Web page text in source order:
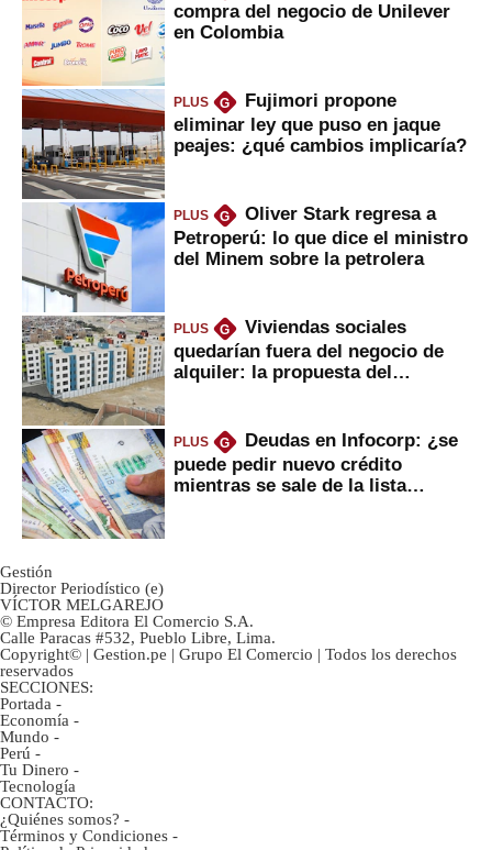
compra del negocio de Unilever
en Colombia
PLUS G
Fujimori propone
eliminar ley que puso en jaque
peajes: ¿qué cambios implicaría?
PLUS G
Oliver Stark regresa a
Petroperú: lo que dice el ministro
del Minem sobre la petrolera
PLUS G
Viviendas sociales
quedarían fuera del negocio de
alquiler: la propuesta del
PLUS G
Deudas en Infocorp: ¿se
puede pedir nuevo crédito
mientras se sale de la lista
Gestión
Director Periodístico (e)
VÍCTOR MELGAREJO
© Empresa Editora El Comercio S.A.
Calle Paracas #532, Pueblo Libre, Lima.
Copyright© | Gestion.pe | Grupo El Comercio | Todos los derechos
reservados
SECCIONES:
Portada -
Economía -
Mundo -
Perú -
Tu Dinero -
Tecnología
CONTACTO:
¿Quiénes somos? -
Términos y Condiciones -